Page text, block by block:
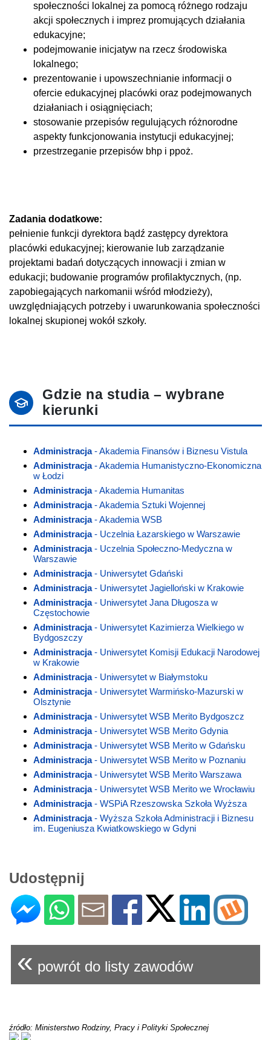
społeczności lokalnej za pomocą różnego rodzaju
akcji społecznych i imprez promujących działania
edukacyjne;
podejmowanie inicjatyw na rzecz środowiska
lokalnego;
prezentowanie i upowszechnianie informacji o
ofercie edukacyjnej placówki oraz podejmowanych
działaniach i osiągnięciach;
stosowanie przepisów regulujących różnorodne
aspekty funkcjonowania instytucji edukacyjnej;
przestrzeganie przepisów bhp i ppoż.
Zadania dodatkowe:
pełnienie funkcji dyrektora bądź zastępcy dyrektora
placówki edukacyjnej; kierowanie lub zarządzanie
projektami badań dotyczących innowacji i zmian w
edukacji; budowanie programów profilaktycznych, (np.
zapobiegających narkomanii wśród młodzieży),
uwzględniających potrzeby i uwarunkowania społeczności
lokalnej skupionej wokół szkoły.
Gdzie na studia – wybrane
kierunki
Administracja- Akademia Finansów i Biznesu Vistula
Administracja- Akademia Humanistyczno-Ekonomiczna
w Łodzi
Administracja- Akademia Humanitas
Administracja- Akademia Sztuki Wojennej
Administracja- Akademia WSB
Administracja- Uczelnia Łazarskiego w Warszawie
Administracja- Uczelnia Społeczno-Medyczna w
Warszawie
Administracja- Uniwersytet Gdański
Administracja- Uniwersytet Jagielloński w Krakowie
Administracja- Uniwersytet Jana Długosza w
Częstochowie
Administracja- Uniwersytet Kazimierza Wielkiego w
Bydgoszczy
Administracja- Uniwersytet Komisji Edukacji Narodowej
w Krakowie
Administracja- Uniwersytet w Białymstoku
Administracja- Uniwersytet Warmińsko-Mazurski w
Olsztynie
Administracja- Uniwersytet WSB Merito Bydgoszcz
Administracja- Uniwersytet WSB Merito Gdynia
Administracja- Uniwersytet WSB Merito w Gdańsku
Administracja- Uniwersytet WSB Merito w Poznaniu
Administracja- Uniwersytet WSB Merito Warszawa
Administracja- Uniwersytet WSB Merito we Wrocławiu
Administracja- WSPiA Rzeszowska Szkoła Wyższa
Administracja- Wyższa Szkoła Administracji i Biznesu
im. Eugeniusza Kwiatkowskiego w Gdyni
Udostępnij
« powrót do listy zawodów
źródło: Ministerstwo Rodziny, Pracy i Polityki Społecznej